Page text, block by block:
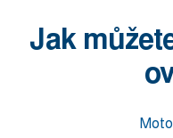
Jak